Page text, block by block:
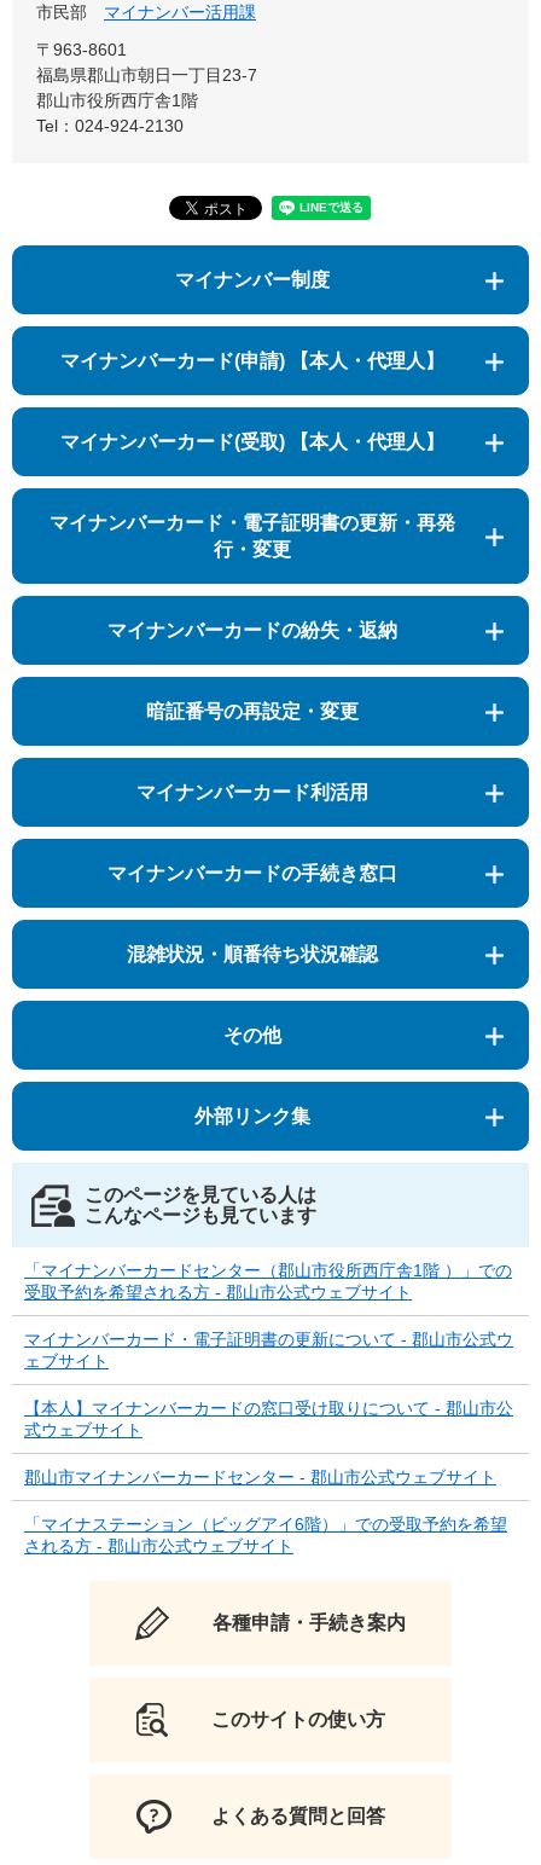
市民部
マイナンバー活用課
〒963-8601
福島県郡山市朝日一丁目23-7
郡山市役所西庁舎1階
Tel：024-924-2130
マイナンバー制度
マイナンバーカード(申請) 【本人・代理人】
マイナンバーカード(受取) 【本人・代理人】
マイナンバーカード・電子証明書の更新・再発
行・変更
マイナンバーカードの紛失・返納
暗証番号の再設定・変更
マイナンバーカード利活用
マイナンバーカードの手続き窓口
混雑状況・順番待ち状況確認
その他
外部リンク集
このページを見ている人は
こんなページも見ています
「マイナンバーカードセンター（郡山市役所西庁舎1階 ）」での
受取予約を希望される方 - 郡山市公式ウェブサイト
マイナンバーカード・電子証明書の更新について - 郡山市公式ウ
ェブサイト
【本人】マイナンバーカードの窓口受け取りについて - 郡山市公
式ウェブサイト
郡山市マイナンバーカードセンター - 郡山市公式ウェブサイト
「マイナステーション（ビッグアイ6階）」での受取予約を希望
される方 - 郡山市公式ウェブサイト
各種申請・手続き案内
このサイトの使い方
よくある質問と回答